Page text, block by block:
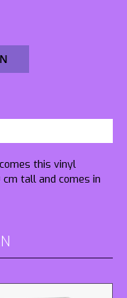
this vinyl
tall and comes in